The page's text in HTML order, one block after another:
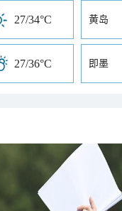
27/34°C 黄岛
27/36°C 即墨